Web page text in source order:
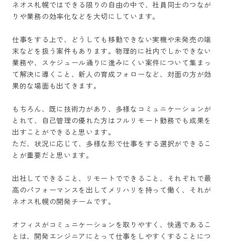
ネオス札幌ではできる限りの自由の中で、社員同士のつなが
りや業務の効率化などを大切にしています。
仕事をする上で、どうしても移動できない実機や未発売の端
末などを扱う案件もあります。物理的に社内でしかできない
業務や、スケジュール通りに進みにくい案件について集まっ
て解決に導くこと、新人の育成フォローなど、対面の方が効
果的な場面も出てきます。
もちろん、既に技術力があり、多様なコミュニケーションが
とれて、自己管理の優れた方はフルリモート勤務でも成果を
出すことができると思います。
ただ、状況に応じて、多様な形で仕事をする選択ができるこ
とが重要だと思います。
出社してできること、リモートでできること、それぞれで最
高のパフォーマンスを出してメリハリを持って働く、それが
ネオス札幌の開発チームです。
オフィスがコミュニケーションを取りやすく、快適であるこ
とは、開発エンジニアにとって仕事をしやすくすることにつ